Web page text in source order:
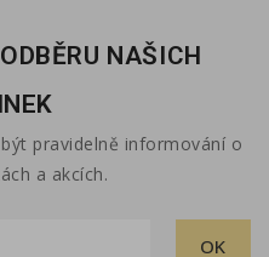
NAŠICH
pravidelně informování o
a akcích.